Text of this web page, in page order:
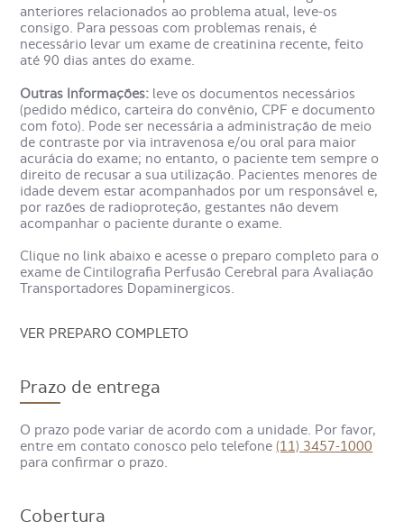
Como é feito o exame
Cintilografia Perfusão Cerebral
para Avaliação Transportadores
Dopaminergicos?
Na Cintilografia Perfusão Cerebral para Avaliação
Transportadores Dopaminergicos, o paciente deve
permanecer em ambiente silencioso e escuro, sem
estímulos, cerca de 20 minutos. Depois, um medicamento
levemente radioativo, chamado Trodat, é injetado.
Aguarda-se alguns minutos para que possa espalhar-se no
organismo e, depois, o paciente é encaminhado para a
máquina de cintilografia, que fará a captura de imagens.
É utilizada uma bandagem para evitar movimentos da
Para que serve o Exame
Cintilografia Perfusão Cerebral
para Avaliação Transportadores
anteriores relacionados ao problema atual, leve-os
consigo. Para pessoas com problemas renais, é
necessário levar um exame de creatinina recente, feito
até 90 dias antes do exame.
Outras Informações: leve os documentos necessários
(pedido médico, carteira do convênio, CPF e documento
com foto). Pode ser necessária a administração de meio
de contraste por via intravenosa e/ou oral para maior
acurácia do exame; no entanto, o paciente tem sempre o
direito de recusar a sua utilização. Pacientes menores de
idade devem estar acompanhados por um responsável e,
por razões de radioproteção, gestantes não devem
acompanhar o paciente durante o exame.
Clique no link abaixo e acesse o preparo completo para o
exame de Cintilografia Perfusão Cerebral para Avaliação
Transportadores Dopaminergicos.
VER PREPARO COMPLETO
Prazo de entrega
O prazo pode variar de acordo com a unidade. Por favor,
entre em contato conosco pelo telefone(11) 3457-1000
para confirmar o prazo.
Cobertura